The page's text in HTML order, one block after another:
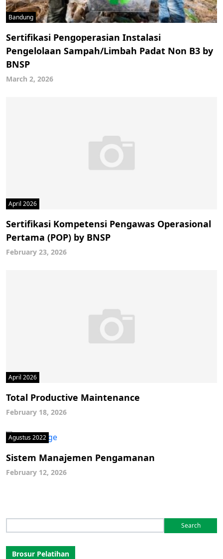
Bandung
Sertifikasi Pengoperasian Instalasi
Pengelolaan Sampah/Limbah Padat Non B3 by
BNSP
March 2, 2026
April 2026
Sertifikasi Kompetensi Pengawas Operasional
Pertama (POP) by BNSP
February 23, 2026
April 2026
Total Productive Maintenance
February 18, 2026
Agustus 2022
Sistem Manajemen Pengamanan
February 12, 2026
for:
Brosur Pelatihan